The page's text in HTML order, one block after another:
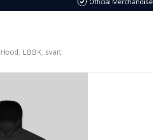
Hood, LBBK, svart